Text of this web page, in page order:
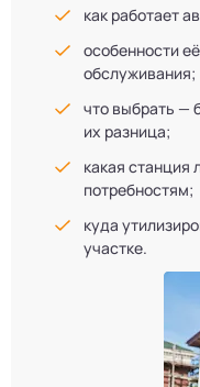
как работает
особенности
обслуживания;
что выбрать —
их разница;
какая станция
потребностям;
куда
участке.